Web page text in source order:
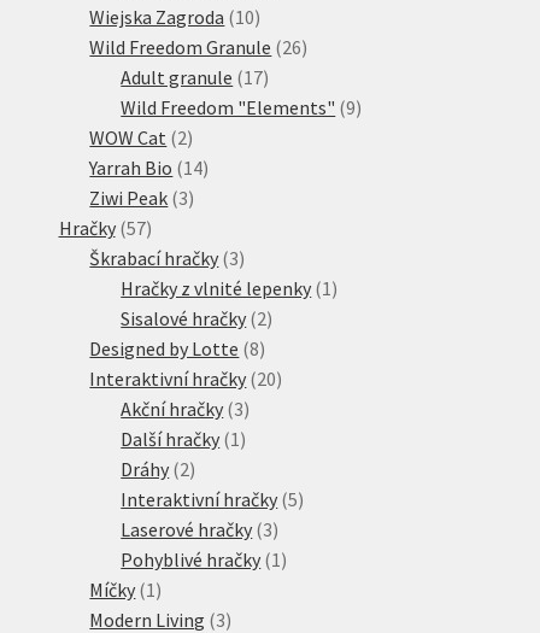
Wiejska Zagroda 1010
produktů
Wild Freedom Granule 2626
Adult granule 1717
produktů
Wild Freedom "Elements" 99
WOW Cat 22
produkty
Yarrah Bio 1414
Ziwi Peak 33
Hračky 5757
produktů
Škrabací hračky 33
produkty
Hračky z vlnité lepenky 1 1
Sisalové hračky 22
Designed by Lotte 88
produktů
Interaktivní hračky 2020
Akční hračky 33
produkty
Další hračky 1 1
Dráhy 22
produkty
Interaktivní hračky 55
Laserové hračky 33
produkty
Pohyblivé hračky 1 1
Míčky 1 1
produkt
Modern Living 33